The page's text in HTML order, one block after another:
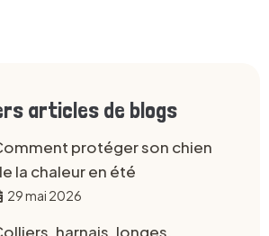
articles de blogs
protéger son chien
la chaleur en été
29 mai 2026
harnais, longes,